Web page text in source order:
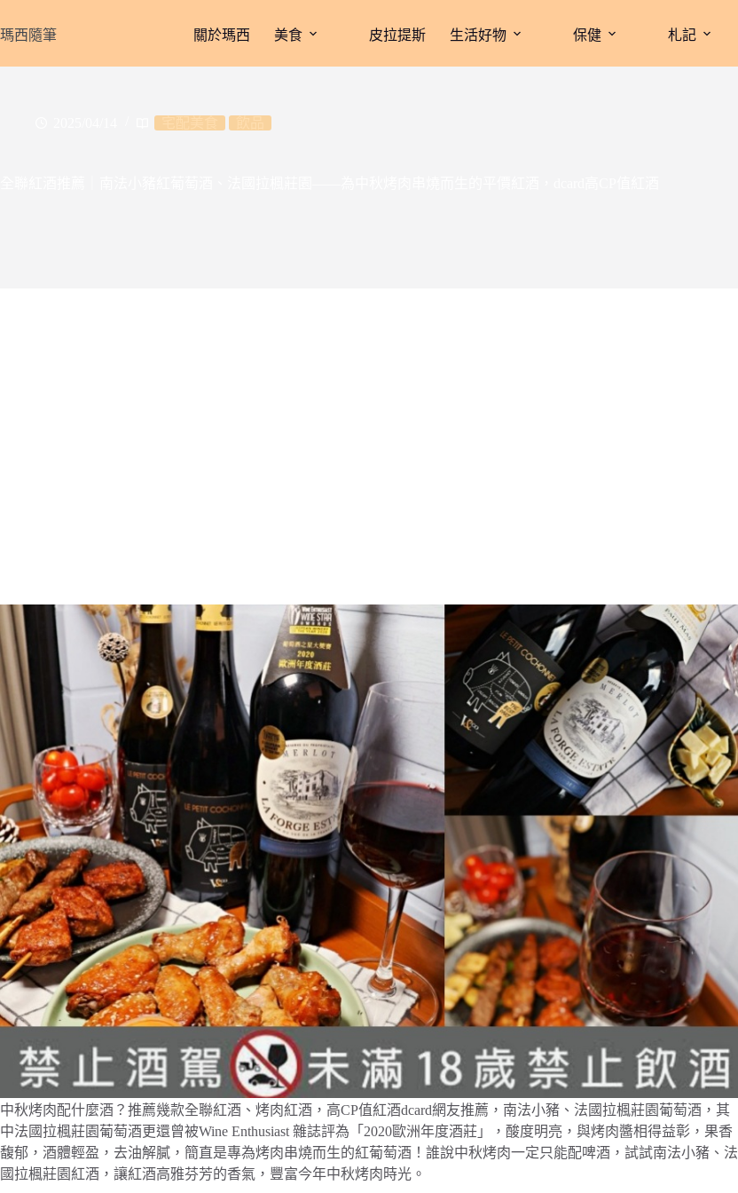
至
瑪西隨筆 關於瑪西 美食 皮拉提斯 生活好物 保健 札記
中秋烤肉配什麼酒？推薦幾款全聯紅酒、烤肉紅酒，高CP值紅酒dcard網友推薦，南法小豬、法國拉楓莊園葡萄酒，其
中法國拉楓莊園葡萄酒更還曾被Wine Enthusiast 雜誌評為「2020歐洲年度酒莊」，酸度明亮，與烤肉醬相得益彰，果香
馥郁，酒體輕盈，去油解膩，簡直是專為烤肉串燒而生的紅葡萄酒！誰說中秋烤肉一定只能配啤酒，試試南法小豬、法
國拉楓莊園紅酒，讓紅酒高雅芬芳的香氣，豐富今年中秋烤肉時光。